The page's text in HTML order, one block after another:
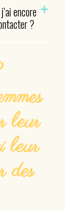
encore
?
leur
leur
des